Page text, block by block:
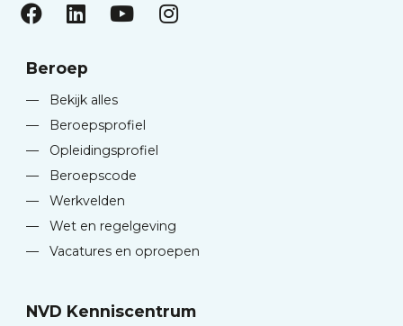
Beroep
—
Bekijk alles
—
Beroepsprofiel
—
Opleidingsprofiel
—
Beroepscode
—
Werkvelden
—
Wet en regelgeving
—
Vacatures en oproepen
NVD Kenniscentrum